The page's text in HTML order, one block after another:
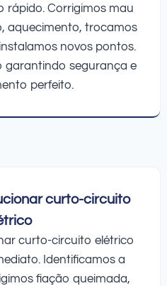
rápido. Corrigimos mau
aquecimento, trocamos
novos pontos.
garantindo segurança e
perfeito.
curto-circuito
curto-circuito elétrico
Identificamos a
fiação queimada,